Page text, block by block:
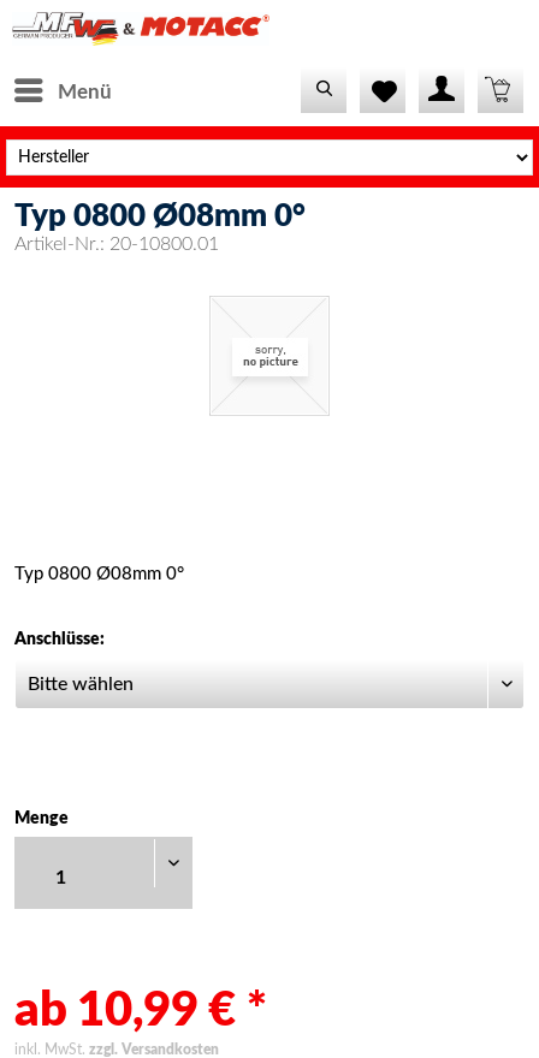
Menü
Typ 0800 Ø08mm 0°
Artikel-Nr.: 20-10800.01
Typ 0800 Ø08mm 0°
Anschlüsse:
Menge
ab 10,99 € *
inkl. MwSt. zzgl. Versandkosten